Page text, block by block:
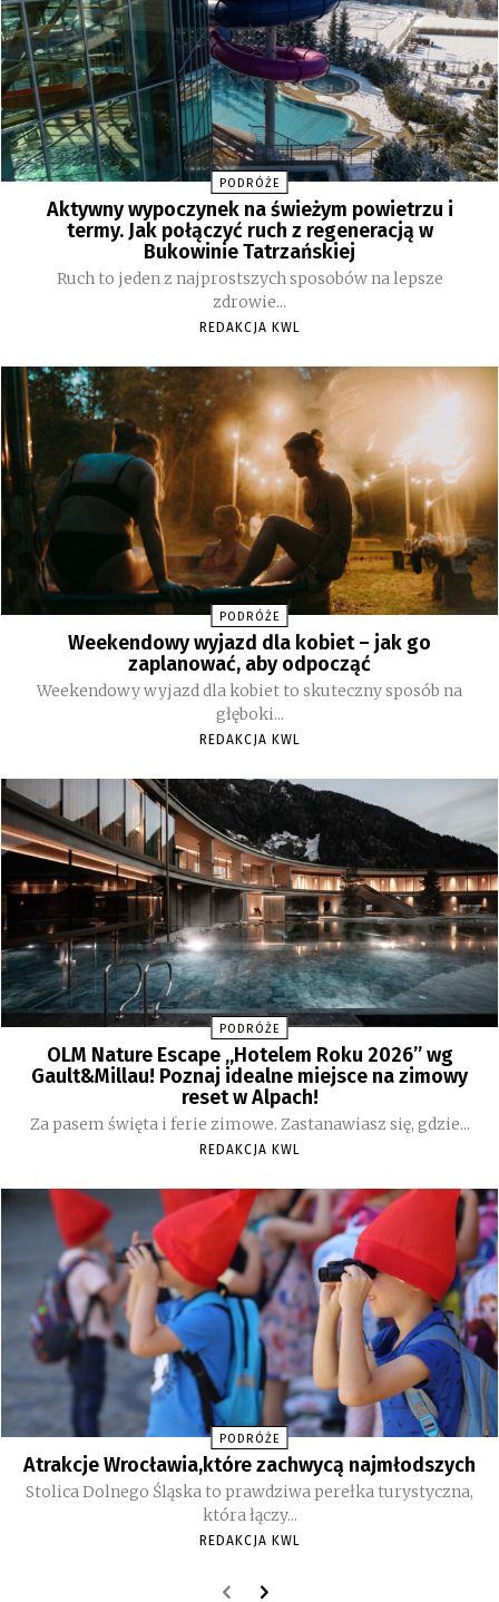
PODRÓŻE
Aktywny wypoczynek na świeżym powietrzu i
termy. Jak połączyć ruch z regeneracją w
Bukowinie Tatrzańskiej
Ruch to jeden z najprostszych sposobów na lepsze
zdrowie...
REDAKCJA KWL
PODRÓŻE
Weekendowy wyjazd dla kobiet – jak go
zaplanować, aby odpocząć
Weekendowy wyjazd dla kobiet to skuteczny sposób na
głęboki...
REDAKCJA KWL
PODRÓŻE
OLM Nature Escape „Hotelem Roku 2026” wg
Gault&Millau! Poznaj idealne miejsce na zimowy
reset w Alpach!
Za pasem święta i ferie zimowe. Zastanawiasz się, gdzie...
REDAKCJA KWL
PODRÓŻE
Atrakcje Wrocławia,które zachwycą najmłodszych
Stolica Dolnego Śląska to prawdziwa perełka turystyczna,
która łączy...
REDAKCJA KWL